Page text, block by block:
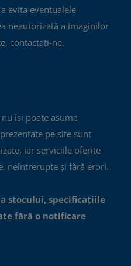
evita eventualele
neautorizată a imaginilor
contactați-ne.
își poate asuma
pe site sunt
iar serviciile oferite
neîntrerupte și fără erori.
stocului, specificațiile
fără o notificare